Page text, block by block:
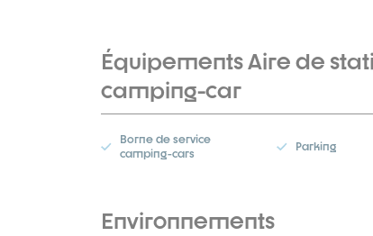
Équipements Aire de
camping-car
Borne de service
camping-cars
Parking
Environnements